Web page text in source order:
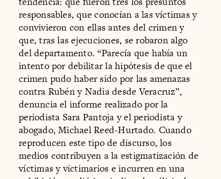
responsables, que conocían a las víctimas y
convivieron con ellas antes del crimen y
que, tras las ejecuciones, se robaron algo
del departamento. “Parecía que había un
intento por debilitar la hipótesis de que el
crimen pudo haber sido por las amenazas
contra Rubén y Nadia desde Veracruz”,
denuncia el informe realizado por la
periodista Sara Pantoja y el periodista y
abogado, Michael Reed-Hurtado. Cuando
reproducen este tipo de discurso, los
medios contribuyen a la estigmatización de
víctimas y victimarios e incurren en una